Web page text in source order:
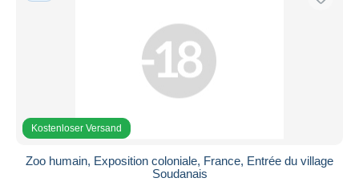
Kostenloser Versand
Zoo humain, Exposition coloniale, France, Entrée du village
Soudanais